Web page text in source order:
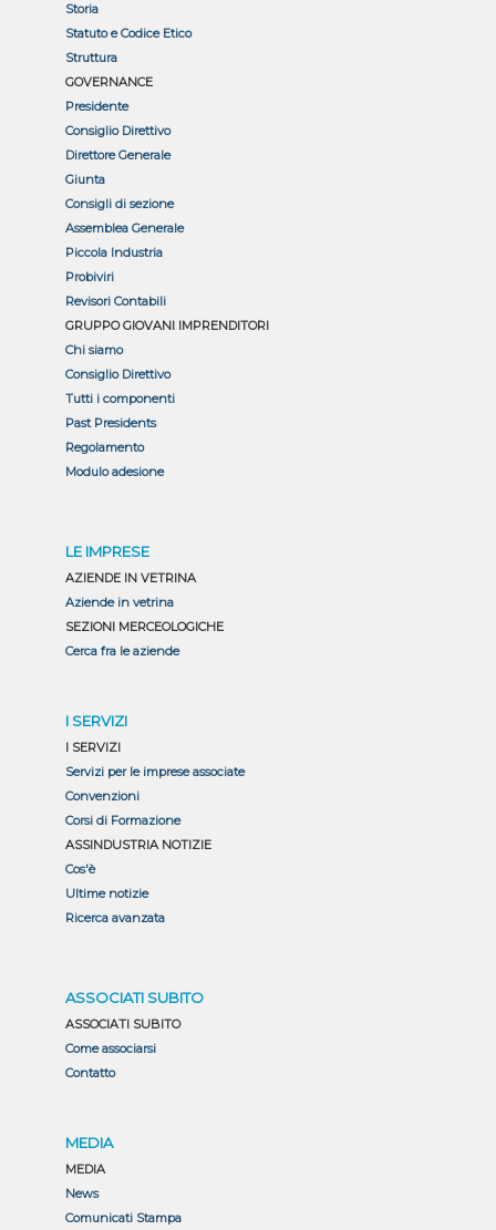
Storia
Statuto e Codice Etico
Struttura
GOVERNANCE
Presidente
Consiglio Direttivo
Direttore Generale
Giunta
Consigli di sezione
Assemblea Generale
Piccola Industria
Probiviri
Revisori Contabili
GRUPPO GIOVANI IMPRENDITORI
Chi siamo
Consiglio Direttivo
Tutti i componenti
Past Presidents
Regolamento
Modulo adesione
LE IMPRESE
AZIENDE IN VETRINA
Aziende in vetrina
SEZIONI MERCEOLOGICHE
Cerca fra le aziende
I SERVIZI
I SERVIZI
Servizi per le imprese associate
Convenzioni
Corsi di Formazione
ASSINDUSTRIA NOTIZIE
Cos'è
Ultime notizie
Ricerca avanzata
ASSOCIATI SUBITO
ASSOCIATI SUBITO
Come associarsi
Contatto
MEDIA
MEDIA
News
Comunicati Stampa